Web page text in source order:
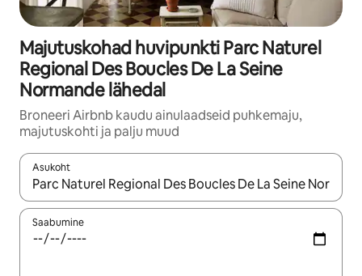
Majutuskohad huvipunkti Parc Naturel
Regional Des Boucles De La Seine
Normande lähedal
Broneeri Airbnb kaudu ainulaadseid puhkemaju,
majutuskohti ja palju muud
Asukoht
Kui tulemused on kuvatud, liigu ekraanil nooleklahvidega või
Saabumine